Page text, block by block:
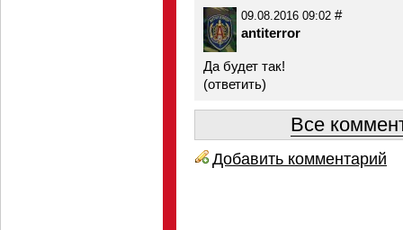
09.08.2016 09:02 #
antiterror
Да будет так!
(ответить)
Все
Добавить комментарий